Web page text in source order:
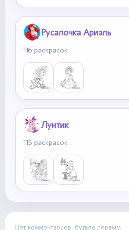
Русалочка Ариэль
116 раскрасок
Лунтик
115 раскрасок
Нет комментариев, будьте первым